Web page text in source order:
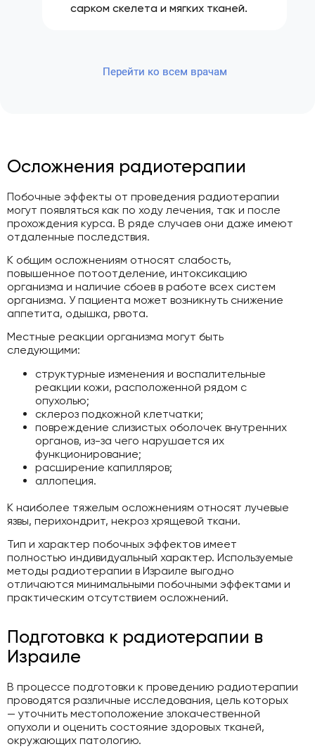
сарком скелета и мягких тканей.
Перейти ко всем врачам
Осложнения радиотерапии
Побочные эффекты от проведения радиотерапии
могут появляться как по ходу лечения, так и после
прохождения курса. В ряде случаев они даже имеют
отдаленные последствия.
К общим осложнениям относят слабость,
повышенное потоотделение, интоксикацию
организма и наличие сбоев в работе всех систем
организма. У пациента может возникнуть снижение
аппетита, одышка, рвота.
Местные реакции организма могут быть
следующими:
структурные изменения и воспалительные
реакции кожи, расположенной рядом с
опухолью;
склероз подкожной клетчатки;
повреждение слизистых оболочек внутренних
органов, из-за чего нарушается их
функционирование;
расширение капилляров;
аллопеция.
К наиболее тяжелым осложнениям относят лучевые
язвы, перихондрит, некроз хрящевой ткани.
Тип и характер побочных эффектов имеет
полностью индивидуальный характер. Используемые
методы радиотерапии в Израиле выгодно
отличаются минимальными побочными эффектами и
практическим отсутствием осложнений.
Подготовка к радиотерапии в
Израиле
В процессе подготовки к проведению радиотерапии
проводятся различные исследования, цель которых
— уточнить местоположение злокачественной
опухоли и оценить состояние здоровых тканей,
окружающих патологию.